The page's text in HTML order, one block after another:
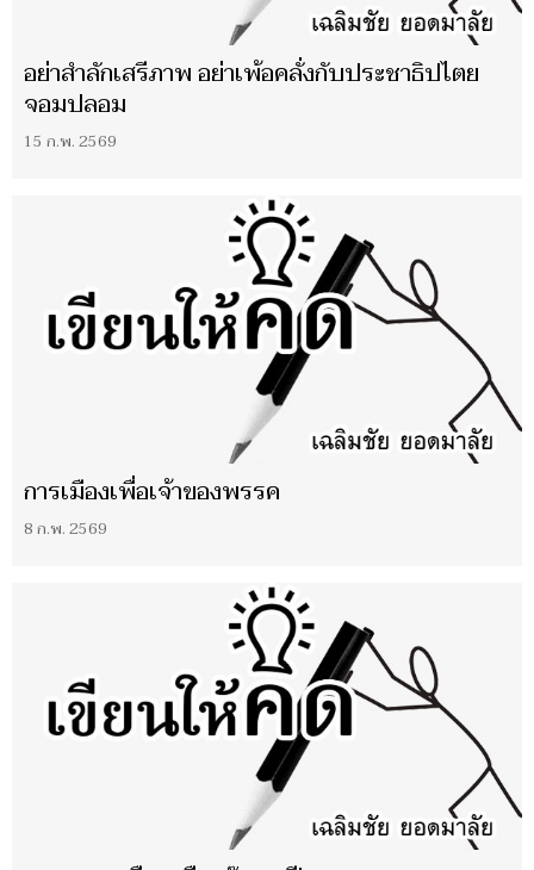
อย่าสำลักเสรีภาพ อย่าเพ้อคลั่งกับประชาธิปไตย
จอมปลอม
15 ก.พ. 2569
การเมืองเพื่อเจ้าของพรรค
8 ก.พ. 2569